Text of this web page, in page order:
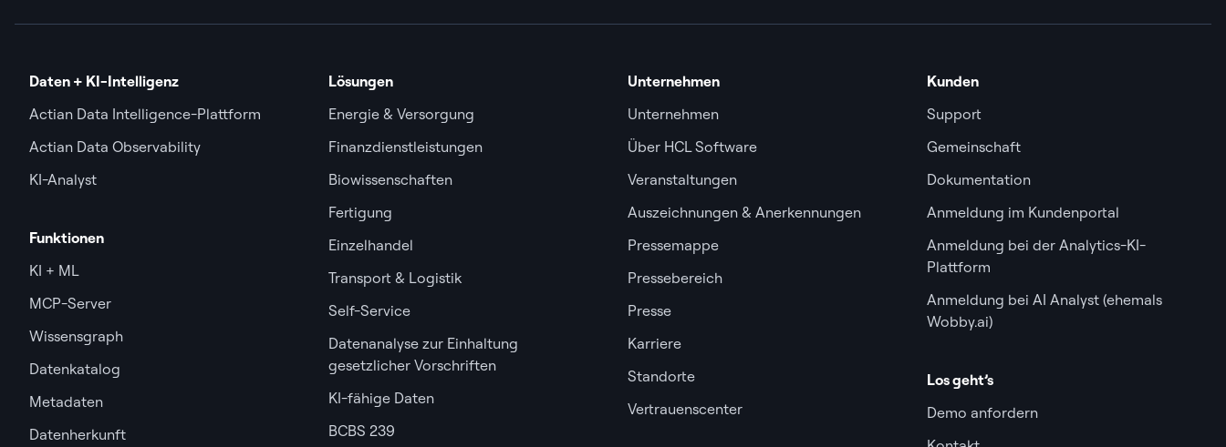
Daten + KI-Intelligenz
Actian Data Intelligence-Plattform
Actian Data Observability
KI-Analyst
Funktionen
KI + ML
MCP-Server
Wissensgraph
Datenkatalog
Metadaten
Datenherkunft
Lösungen
Energie & Versorgung
Finanzdienstleistungen
Biowissenschaften
Fertigung
Einzelhandel
Transport & Logistik
Self-Service
Datenanalyse zur Einhaltung
gesetzlicher Vorschriften
KI-fähige Daten
BCBS 239
Unternehmen
Unternehmen
Über HCL Software
Veranstaltungen
Auszeichnungen & Anerkennungen
Pressemappe
Pressebereich
Presse
Karriere
Standorte
Vertrauenscenter
Kunden
Support
Gemeinschaft
Dokumentation
Anmeldung im Kundenportal
Anmeldung bei der Analytics-KI-
Plattform
Anmeldung bei AI Analyst (ehemals
Wobby.ai)
Los geht’s
Demo anfordern